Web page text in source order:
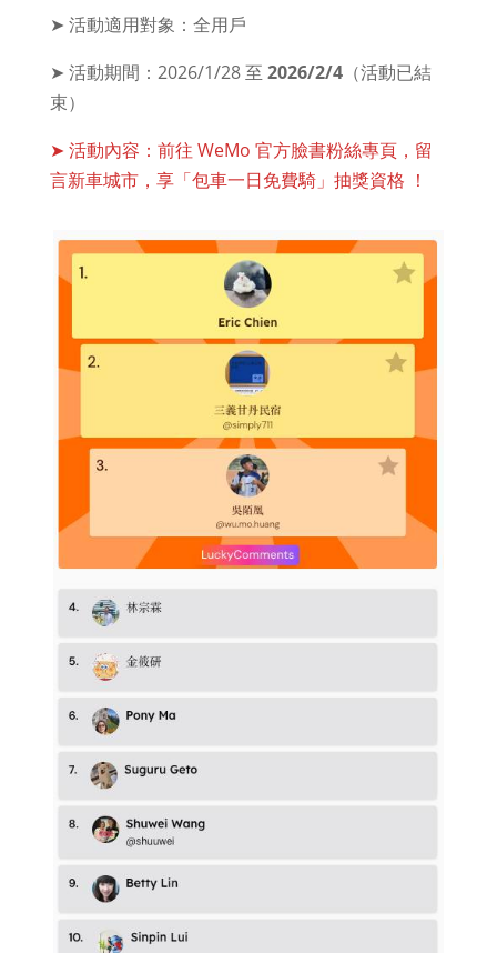
➤ 活動適用對象：全用戶
➤ 活動期間：2026/1/28 至 2026/2/4（活動已結
束）
➤ 活動內容：前往 WeMo 官方臉書粉絲專頁，留
言新車城市，享「包車一日免費騎」抽獎資格 ！